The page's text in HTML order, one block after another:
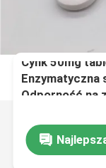
Cynk 50mg
Enzymatyczna
Odporność na